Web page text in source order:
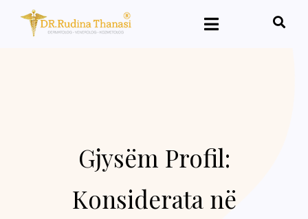
Gjysëm Profil:
Konsiderata në